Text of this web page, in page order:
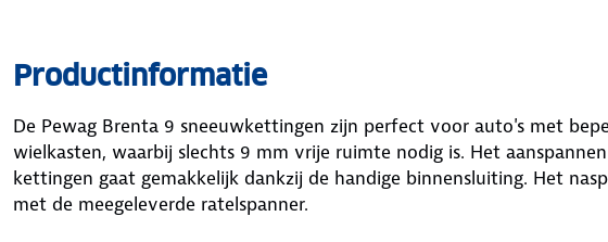
Productinformatie
De Pewag Brenta 9 sneeuwkettingen zijn perfect voor auto's met
wielkasten, waarbij slechts 9 mm vrije ruimte nodig is. Het
kettingen gaat gemakkelijk dankzij de handige binnensluiting. Het
met de meegeleverde ratelspanner.